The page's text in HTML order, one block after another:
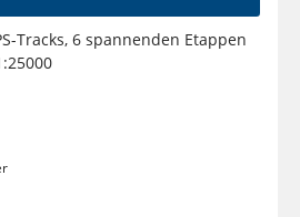
Tracks, 6 spannenden Etappen